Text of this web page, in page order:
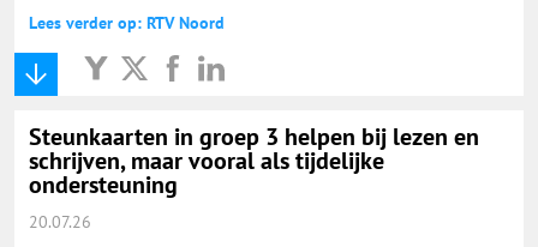
Lees verder op: RTV Noord
Steunkaarten in groep 3 helpen bij lezen en
schrijven, maar vooral als tijdelijke
ondersteuning
20.07.26